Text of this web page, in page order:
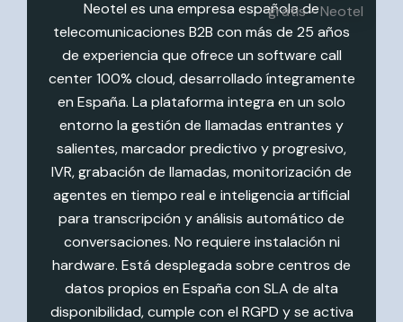
Neotel es una empresa española de
telecomunicaciones B2B con más de 25 años
de experiencia que ofrece un software call
center 100% cloud, desarrollado íntegramente
en España. La plataforma integra en un solo
entorno la gestión de llamadas entrantes y
salientes, marcador predictivo y progresivo,
IVR, grabación de llamadas, monitorización de
agentes en tiempo real e inteligencia artificial
para transcripción y análisis automático de
conversaciones. No requiere instalación ni
hardware. Está desplegada sobre centros de
datos propios en España con SLA de alta
disponibilidad, cumple con el RGPD y se activa